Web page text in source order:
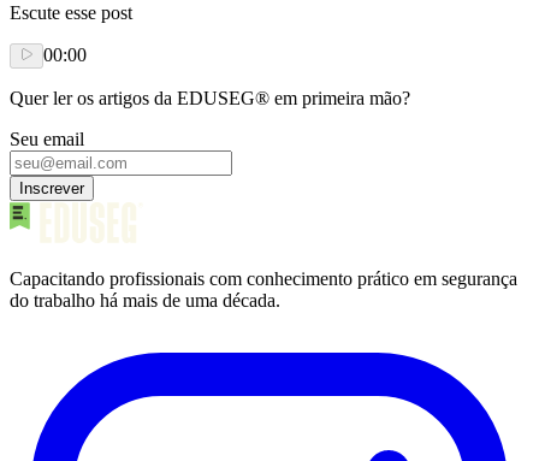
Escute esse post
00:00
Quer ler os artigos da EDUSEG® em primeira mão?
Seu email
Inscrever
Capacitando profissionais com conhecimento prático em segurança
do trabalho há mais de uma década.